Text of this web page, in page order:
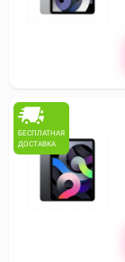
БЕСПЛАТНАЯ
ДОСТАВКА